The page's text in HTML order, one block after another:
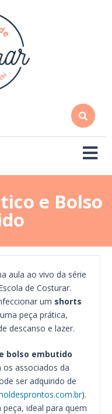
e Bolso
aula ao vivo da série
de Costurar.
um shorts
peça prática,
descanso e lazer.
bolso embutido
os associados da
ser adquirido de
).
ideal para quem